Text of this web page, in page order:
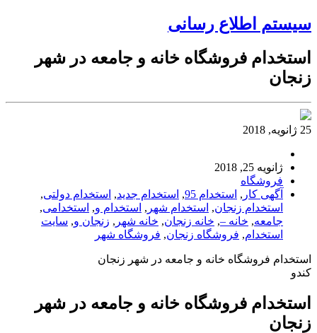
سیستم اطلاع رسانی
استخدام فروشگاه خانه و جامعه در شهر
زنجان
25 ژانویه, 2018
ژانویه 25, 2018
فروشگاه
آگهی کار , استخدام 95 , استخدام جدید, استخدام دولتی,
استخدام زنجان, استخدام شهر , استخدام و, استخدامی,
جامعه, خانه –, خانه زنجان, خانه شهر , زنجان و, سایت
استخدام, فروشگاه زنجان, فروشگاه شهر
استخدام فروشگاه خانه و جامعه در شهر زنجان
کندو
استخدام فروشگاه خانه و جامعه در شهر
زنجان